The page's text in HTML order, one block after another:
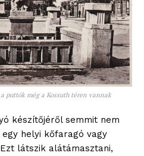
puttók még a Kossuth téren vannak
készítőjéről semmit nem
helyi kőfaragó vagy
látszik alátámasztani,